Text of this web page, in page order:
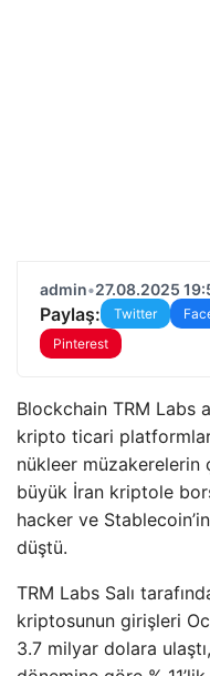
admin•27.08.2025
Paylaş: Twitter
Pinterest
Blockchain TRM Labs
kripto ticari
nükleer müzakerelerin
büyük İran kriptole
hacker ve
düştü.
TRM Labs Salı
kriptosunun girişleri
3.7 milyar dolara